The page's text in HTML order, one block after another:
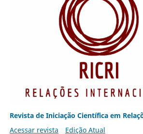
Revista de Iniciação Científica em
Acessar revista
Edição Atual